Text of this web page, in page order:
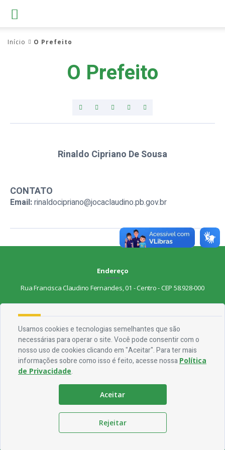
Início O Prefeito
O Prefeito
Rinaldo Cipriano De Sousa
CONTATO
Email:rinaldocipriano@jocaclaudino.pb.gov.br
Endereço
Rua Francisca Claudino Fernandes, 01 - Centro - CEP 58.928-000
Telefone:(83) 3563-1075
Email:ouvidoria@jocaclaudino.pb.gov.br
Horário De Funcionamento
Redes Socias
Usamos cookies e tecnologias semelhantes que são
necessárias para operar o site. Você pode consentir com o
nosso uso de cookies clicando em "Aceitar". Para ter mais
informações sobre como isso é feito, acesse nossa Política
de Privacidade.
Aceitar
Rejeitar